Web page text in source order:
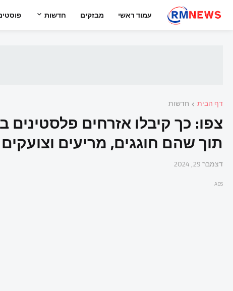
עמוד ראשי מבזקים חדשות
דף הבית חדשות
צפו: כך קיבלו אזרחים
תוך שהם חוגגים, מריעים
דצמבר 29, 2024
ADS